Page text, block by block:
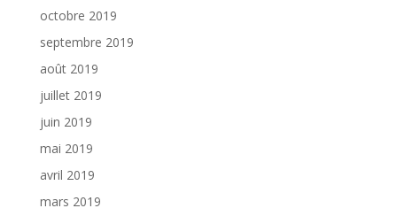
octobre 2019
septembre 2019
août 2019
juillet 2019
juin 2019
mai 2019
avril 2019
mars 2019